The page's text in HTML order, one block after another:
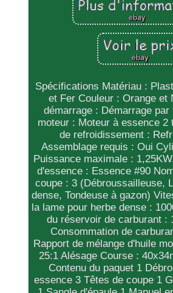
Spécifications Matériau :
et Fer Couleur : Orange et
démarrage : Démarrage par
moteur : Moteur à essence 2
de refroidissement :
Assemblage requis : Oui
Puissance maximale :
d'essence : Essence #90
coupe : 3 (Débroussailleuse,
dense, Tondeuse à gazon)
la lame pour herbe dense :
du réservoir de carburant :
Consommation de
Rapport de mélange d'huile
25:1 Alésage Course :
Contenu du paquet 1
essence 3 Têtes de coupe 1